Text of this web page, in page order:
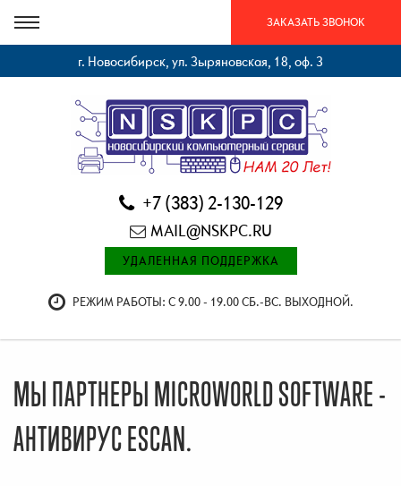
ЗАКАЗАТЬ ЗВОНОК
г. Новосибирск, ул. Зыряновская, 18, оф. 3
+7 (383) 2-130-129
MAIL@NSKPC.RU
УДАЛЕННАЯ ПОДДЕРЖКА
РЕЖИМ РАБОТЫ: С 9.00 - 19.00 СБ.-ВС. ВЫХОДНОЙ.
МЫ ПАРТНЕРЫ MICROWORLD SOFTWARE -
АНТИВИРУС ESCAN.